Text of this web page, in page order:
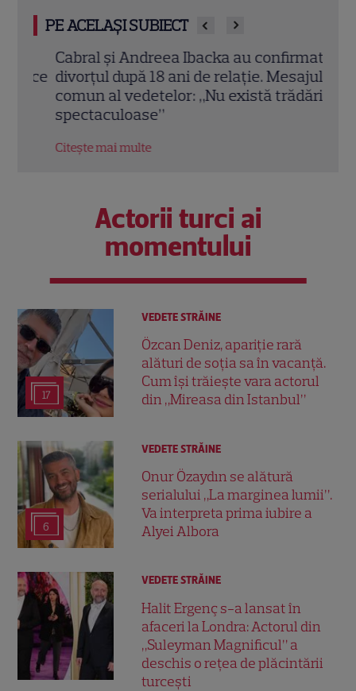
PE ACELAȘI SUBIECT
Cabral și Andreea Ibacka au confirmat
divorțul după 18 ani de relație. Mesajul
comun al vedetelor: „Nu există trădări
spectaculoase”
Citește mai multe
Actorii turci ai
momentului
17
VEDETE STRĂINE
Özcan Deniz, apariție rară
alături de soția sa în vacanță.
Cum își trăiește vara actorul
din „Mireasa din Istanbul”
6
VEDETE STRĂINE
Onur Özaydın se alătură
serialului „La marginea lumii”.
Va interpreta prima iubire a
Alyei Albora
VEDETE STRĂINE
Halit Ergenç s-a lansat în
afaceri la Londra: Actorul din
„Suleyman Magnificul” a
deschis o rețea de plăcintării
turcești